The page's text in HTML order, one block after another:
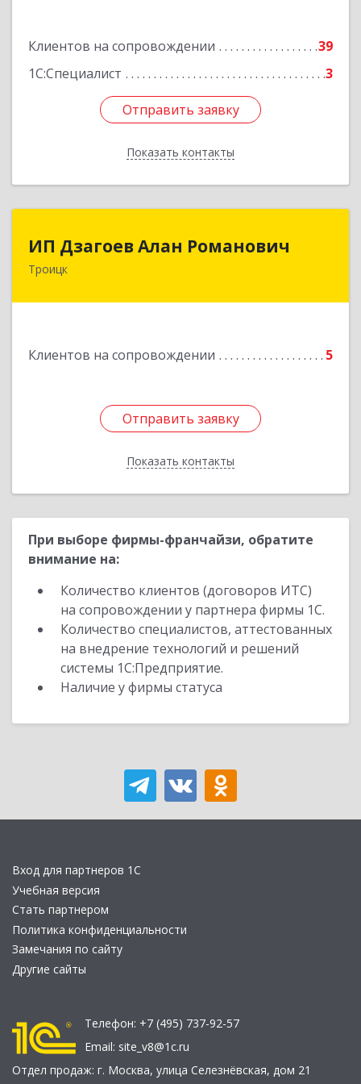
Клиентов на сопровождении
39
1С:Специалист
3
Отправить заявку
Показать контакты
Подробнее
Отправить заявку
Назад
ИП Дзагоев Алан Романович
Троицк
Клиентов на сопровождении 5
Отправить заявку
Показать контакты
Подробнее
Отправить заявку
Назад
При выборе фирмы-франчайзи, обратите
внимание на:
Количество клиентов (договоров ИТС)
на сопровождении у партнера фирмы 1С.
Количество специалистов, аттестованных
на внедрение технологий и решений
системы 1С:Предприятие.
Наличие у фирмы статуса
Вход для партнеров 1С
Учебная версия
Стать партнером
Политика конфиденциальности
Замечания по сайту
Другие сайты
Телефон: +7 (495) 737-92-57
Email: site_v8@1c.ru
Отдел продаж: г. Москва, улица Селезнёвская, дом 21